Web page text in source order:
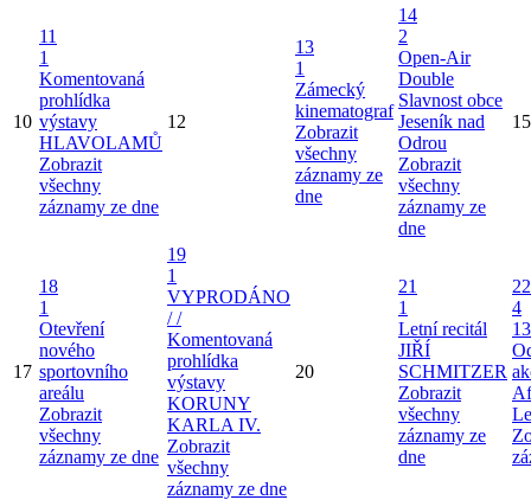
10
11
1
Komentovaná
prohlídka
výstavy
HLAVOLAMŮ
Zobrazit
všechny
záznamy ze dne
12
13
1
Zámecký
kinematograf
Zobrazit
všechny
záznamy ze
dne
14
2
Open-Air
Double
Slavnost obce
Jeseník nad
Odrou
Zobrazit
všechny
záznamy ze
dne
15
17
18
1
Otevření
nového
sportovního
areálu
Zobrazit
všechny
záznamy ze dne
19
1
VYPRODÁNO
/ /
Komentovaná
prohlídka
výstavy
KORUNY
KARLA IV.
Zobrazit
všechny
záznamy ze dne
20
21
1
Letní recitál
JIŘÍ
SCHMITZER
Zobrazit
všechny
záznamy ze
dne
22
4